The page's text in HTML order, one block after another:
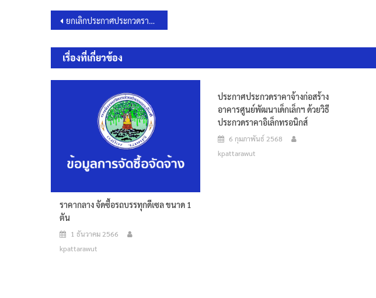
แนะแนว
เรื่อง
ยกเลิกประกาศประกวดราคาซื้อจัดซื้อครุภัณฑ์ยานพาหนะ รถยนต์บรรทุกน้ำดับเพลิงเอนกประสงค์ ฯ ด้วยวิธีประกวดราคาอิเล็กทรอนิกส์
เรื่องที่เกี่ยวข้อง
ราคากลาง จัดซื้อรถบรรทุกดีเซล ขนาด 1
ตัน
1 ธันวาคม 2566
kpattarawut
ประกาศประกวดราคาจ้างก่อสร้าง
อาคารศูนย์พัฒนาเด็กเล็กฯ ด้วยวิธี
ประกวดราคาอิเล็กทรอนิกส์
6 กุมภาพันธ์ 2568
kpattarawut